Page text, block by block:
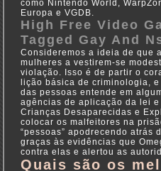
como Nintendo World,
Europa e VGDB.
High Free Video
Tagged Gay And
Consideremos a ideia de que
mulheres a vestirem-se
violação. Isso é de partir o
lição básica de criminologia,
das pessoas entende em
agências de aplicação da lei
Crianças Desaparecidas e
colocar os malfeitores na
“pessoas” apodrecendo atrás
graças às evidências que
contra elas e alertou as
Quais são os